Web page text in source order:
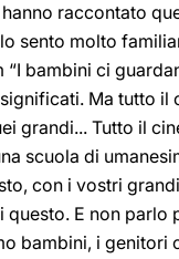
raccontato
sento molto
bambini ci
Ma tutto il
grandi... Tutto il
scuola di
con i vostri
questo. E non parlo
bambini, i genitori